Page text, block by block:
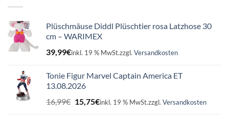
Plüschmäuse Diddl Plüschtier rosa Latzhose 30
cm – WARIMEX
39,99€inkl. 19 % MwSt.zzgl. Versandkosten
Tonie Figur Marvel Captain America ET
13.08.2026
16,99€ Ursprünglicher
Preis
15,75€Aktueller
inkl. 19 % MwSt.zzgl. Versandkosten